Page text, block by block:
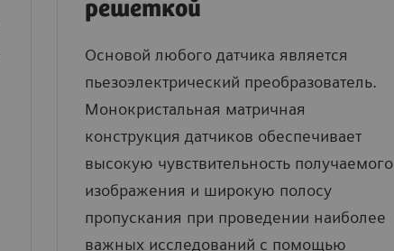
решеткой
Основой любого датчика является
пьезоэлектрический преобразователь.
Монокристальная матричная
конструкция датчиков обеспечивает
высокую чувствительность получаемого
изображения и широкую полосу
пропускания при проведении наиболее
важных исследований с помощью